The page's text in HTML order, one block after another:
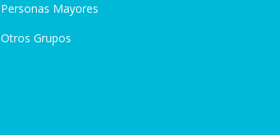
Personas Mayores
Otros Grupos